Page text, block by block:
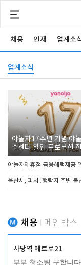
채용 인재 업계소
업계소식
야놀자17주년 기념 야
주센터 할인 프로모션
야놀자제휴점 금융혜택제공
울산시, 피서․행락지 주변 불
채용 메인박스
사당역 메트로21
부부 청소팀 구합니다